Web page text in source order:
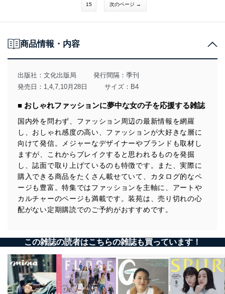
15 次のページ →
商品情報・内容
出版社： 文化出版局
発行間隔：季刊
発売日：1,4,7,10月28日
サイズ：B4
■ おしゃれファッションに夢中な女の子を応援する雑誌
国内外を問わず、ファッション周辺の最新情報を網羅
し、おしゃれ感度の高い、ファッションが大好きな層に
向けて発信。メジャーなデザイナーやブランドも取材し
ますが、これからブレイクすると思われるものを発掘
し、誌面で取り上げているのも特徴です。また、実際に
購入できる商品をたくさん載せていて、カタログ的なペ
ージも豊富。特集ではファッションを主軸に、アートや
カルチャーのページも満載です。装苑は、売り切れの心
配がない定期購読でのご予約がおすすめです。
この雑誌の読者はこちらの雑誌も買っています！